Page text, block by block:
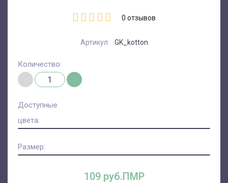
0 отзывов
Артикул: GK_kotton
109 руб.ПМР
Количество:
Доступные
цвета:
Размер: